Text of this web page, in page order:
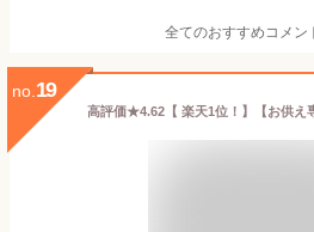
全てのおすすめコメン
no. 19